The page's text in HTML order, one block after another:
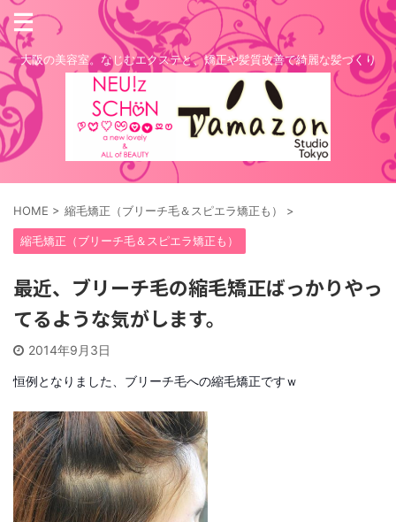
大阪の美容室。なじむエクステと、矯正や髪質改善で綺麗な髪づくり
HOME > 縮毛矯正（ブリーチ毛＆スピエラ矯正も） >
縮毛矯正（ブリーチ毛＆スピエラ矯正も）
最近、ブリーチ毛の縮毛矯正ばっかりやっ
てるような気がします。
2014年9月3日
恒例となりました、ブリーチ毛への縮毛矯正ですｗ